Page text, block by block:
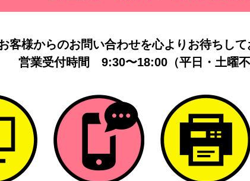
客様からのお問い合わせを心よりお待ちして
営業受付時間 9:30〜18:00（平日・土曜不